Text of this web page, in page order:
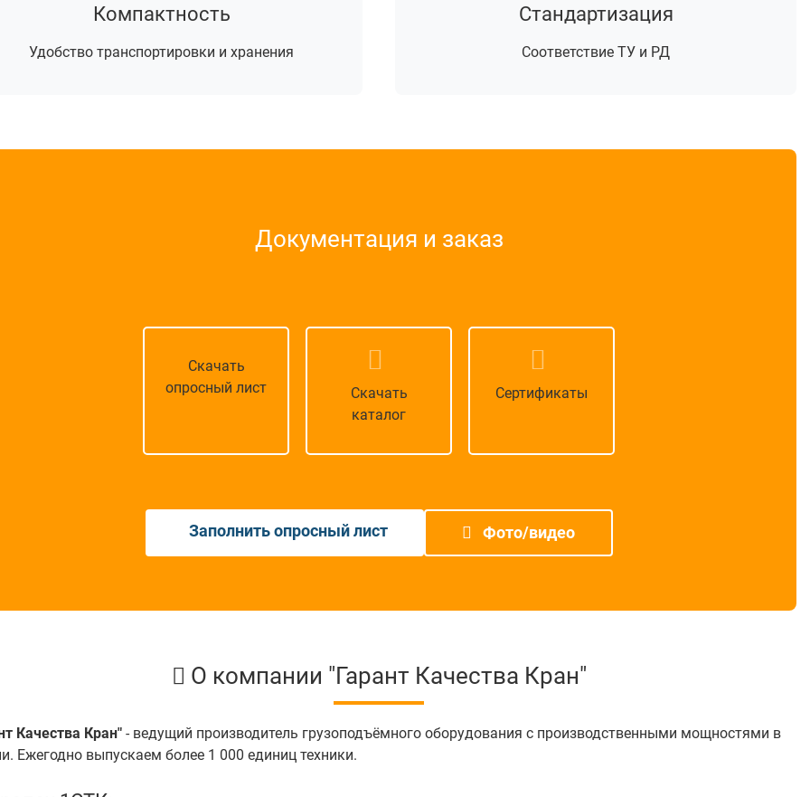
Компактность
Удобство транспортировки и хранения
Стандартизация
Соответствие ТУ и РД
Документация и заказ
Скачать
опросный лист
Скачать
каталог
Сертификаты
Заполнить опросный лист Фото/видео
О компании "Гарант Качества Кран"
Качества Кран" - ведущий производитель грузоподъёмного оборудования с производственными мощностями в
Ежегодно выпускаем более 1 000 единиц техники.